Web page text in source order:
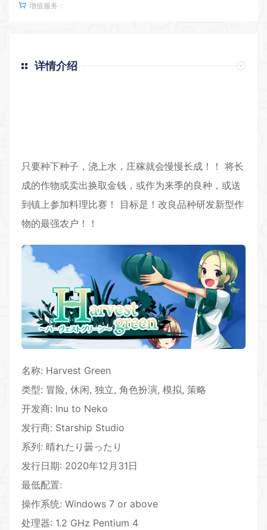
增值服务：
详情介绍
只要种下种子，浇上水，庄稼就会慢慢长成！！ 将长
成的作物或卖出换取金钱，或作为来季的良种，或送
到镇上参加料理比赛！ 目标是！改良品种研发新型作
物的最强农户！！
名称: Harvest Green
类型: 冒险, 休闲, 独立, 角色扮演, 模拟, 策略
开发商: Inu to Neko
发行商: Starship Studio
系列: 晴れたり曇ったり
发行日期: 2020年12月31日
最低配置:
操作系统: Windows 7 or above
处理器: 1.2 GHz Pentium 4